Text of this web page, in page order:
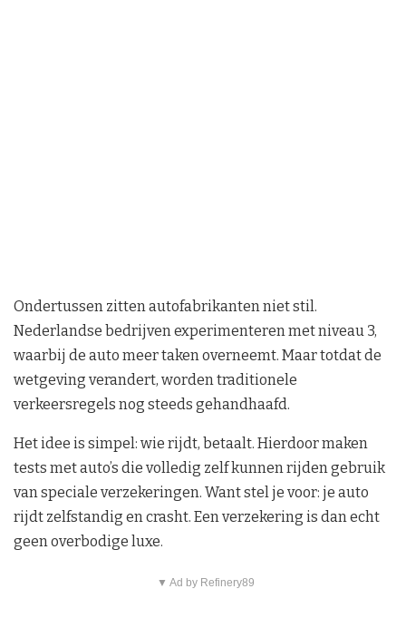
Ondertussen zitten autofabrikanten niet stil.
Nederlandse bedrijven experimenteren met niveau 3,
waarbij de auto meer taken overneemt. Maar totdat de
wetgeving verandert, worden traditionele
verkeersregels nog steeds gehandhaafd.
Het idee is simpel: wie rijdt, betaalt. Hierdoor maken
tests met auto’s die volledig zelf kunnen rijden gebruik
van speciale verzekeringen. Want stel je voor: je auto
rijdt zelfstandig en crasht. Een verzekering is dan echt
geen overbodige luxe.
▼ Ad by Refinery89